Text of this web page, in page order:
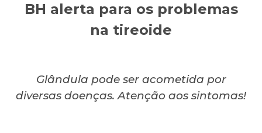
BH alerta para os problemas
na tireoide
Glândula pode ser acometida por
diversas doenças. Atenção aos sintomas!